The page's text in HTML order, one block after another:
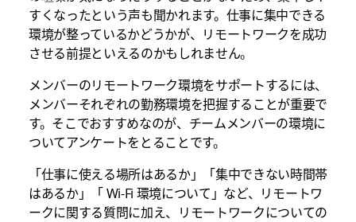
すくなったという声も聞かれます。仕事に集中できる
環境が整っているかどうかが、リモートワークを成功
させる前提といえるのかもしれません。
メンバーのリモートワーク環境をサポートするには、
メンバーそれぞれの勤務環境を把握することが重要で
す。そこでおすすめなのが、チームメンバーの環境に
ついてアンケートをとることです。
「仕事に使える場所はあるか」「集中できない時間帯
はあるか」「 Wi-Fi 環境について」など、リモートワ
ークに関する質問に加え、リモートワークについての